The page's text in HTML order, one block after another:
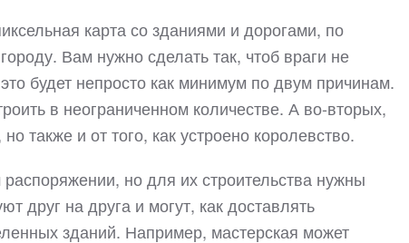
карта со зданиями и дорогами, по
Вам нужно сделать так, чтоб враги не
будет непросто как минимум по двум причинам.
в неограниченном количестве. А во-вторых,
также и от того, как устроено королевство.
но для их строительства нужны
друг на друга и могут, как доставлять
зданий. Например, мастерская может